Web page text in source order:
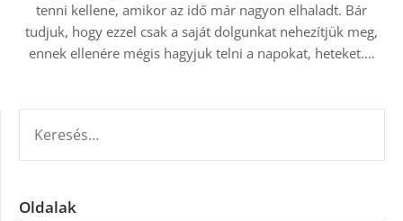
tenni kellene, amikor az idő már nagyon elhaladt. Bár
tudjuk, hogy ezzel csak a saját dolgunkat nehezítjük meg,
ennek ellenére mégis hagyjuk telni a napokat, heteket.…
Oldalak